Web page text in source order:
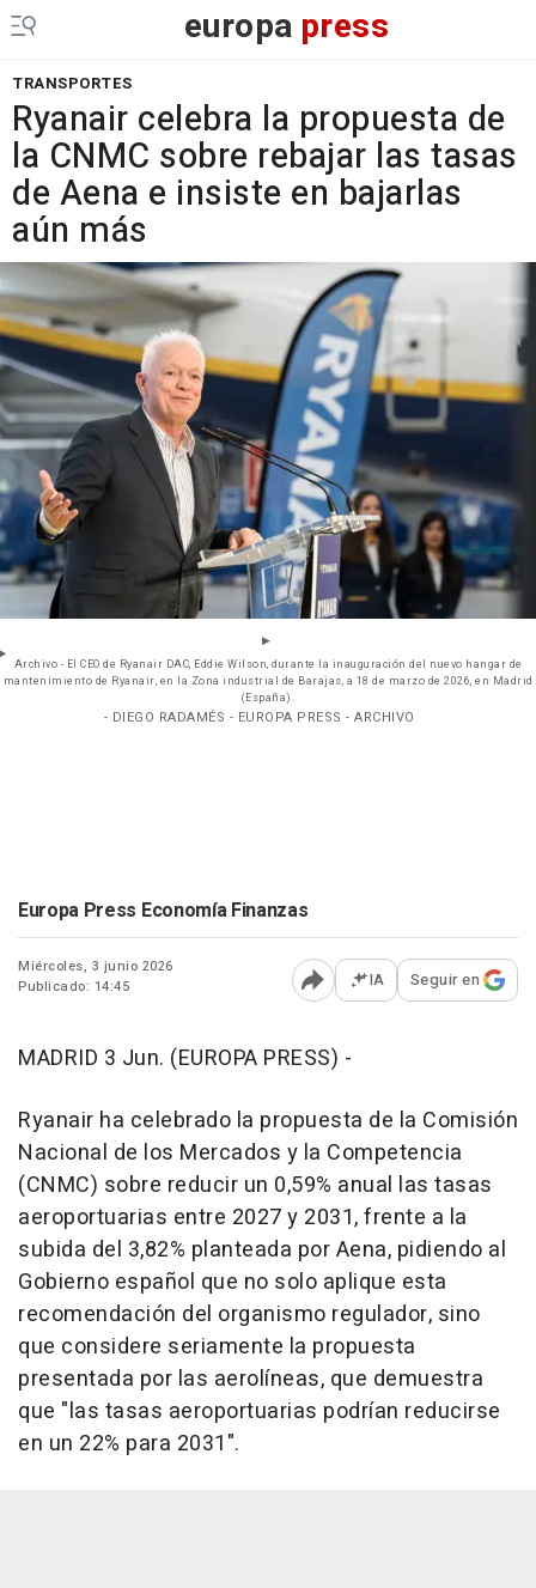
europa press
TRANSPORTES
Ryanair celebra la propuesta de
la CNMC sobre rebajar las tasas
de Aena e insiste en bajarlas
aún más
Archivo - El CEO de Ryanair DAC, Eddie Wilson, durante la inauguración del nuevo hangar de
mantenimiento de Ryanair, en la Zona industrial de Barajas, a 18 de marzo de 2026, en Madrid
(España).
- DIEGO RADAMÉS - EUROPA PRESS - ARCHIVO
Europa Press Economía Finanzas
Miércoles, 3 junio 2026
Publicado: 14:45
Abrir opciones para
IA Seguir en
MADRID 3 Jun. (EUROPA PRESS) -
Ryanair ha celebrado la propuesta de la Comisión
Nacional de los Mercados y la Competencia
(CNMC) sobre reducir un 0,59% anual las tasas
aeroportuarias entre 2027 y 2031, frente a la
subida del 3,82% planteada por Aena, pidiendo al
Gobierno español que no solo aplique esta
recomendación del organismo regulador, sino
que considere seriamente la propuesta
presentada por las aerolíneas, que demuestra
que "las tasas aeroportuarias podrían reducirse
en un 22% para 2031".